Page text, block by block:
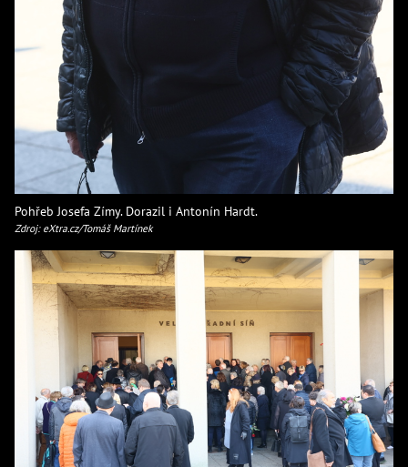
Pohřeb Josefa Zímy. Dorazil i Antonín Hardt.
Zdroj: eXtra.cz/Tomáš Martínek